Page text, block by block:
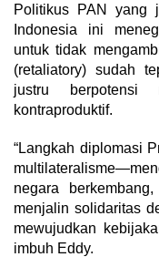
Politikus PAN yang
Indonesia ini
untuk tidak
(retaliatory) sudah
justru berpotensi
kontraproduktif.
“Langkah diplomasi
negara
menjalin solidaritas
mewujudkan
imbuh Eddy.